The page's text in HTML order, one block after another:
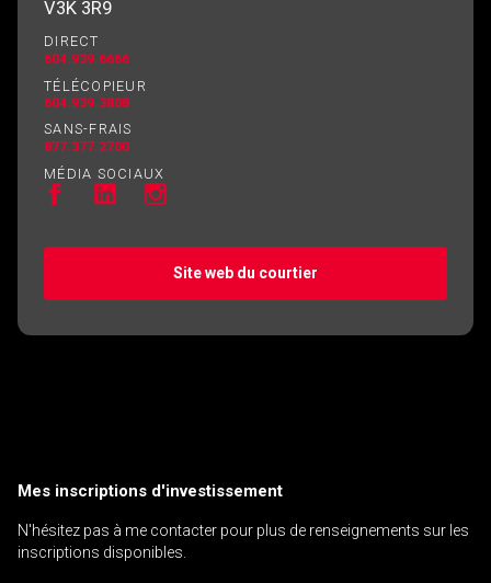
V3K 3R9
DIRECT
604.939.6666
TÉLÉCOPIEUR
604.939.3808
SANS-FRAIS
877.377.2700
MÉDIA SOCIAUX
Site web du courtier
Mes inscriptions d'investissement
N'hésitez pas à me contacter pour plus de renseignements sur les
inscriptions disponibles.